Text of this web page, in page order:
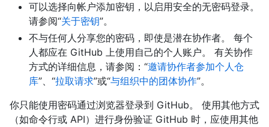
可以选择向帐户添加密钥，以启用安全的无密码登录。
请参阅“关于密钥”。
不与任何人分享您的密码，即使是潜在协作者。 每个
人都应在 GitHub 上使用自己的个人账户。 有关协作
方式的详细信息，请参阅：“邀请协作者参加个人仓
库”、“拉取请求”或“与组织中的团体协作”。
你只能使用密码通过浏览器登录到 GitHub。 使用其他方式
（如命令行或 API）进行身份验证 GitHub 时，应使用其他